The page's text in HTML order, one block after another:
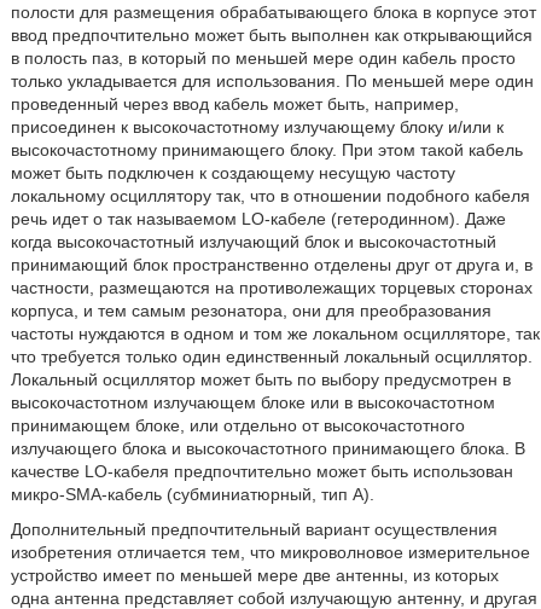
полости для размещения обрабатывающего блока в корпусе этот
ввод предпочтительно может быть выполнен как открывающийся
в полость паз, в который по меньшей мере один кабель просто
только укладывается для использования. По меньшей мере один
проведенный через ввод кабель может быть, например,
присоединен к высокочастотному излучающему блоку и/или к
высокочастотному принимающего блоку. При этом такой кабель
может быть подключен к создающему несущую частоту
локальному осциллятору так, что в отношении подобного кабеля
речь идет о так называемом LO-кабеле (гетеродинном). Даже
когда высокочастотный излучающий блок и высокочастотный
принимающий блок пространственно отделены друг от друга и, в
частности, размещаются на противолежащих торцевых сторонах
корпуса, и тем самым резонатора, они для преобразования
частоты нуждаются в одном и том же локальном осцилляторе, так
что требуется только один единственный локальный осциллятор.
Локальный осциллятор может быть по выбору предусмотрен в
высокочастотном излучающем блоке или в высокочастотном
принимающем блоке, или отдельно от высокочастотного
излучающего блока и высокочастотного принимающего блока. В
качестве LO-кабеля предпочтительно может быть использован
микро-SMA-кабель (субминиатюрный, тип А).
Дополнительный предпочтительный вариант осуществления
изобретения отличается тем, что микроволновое измерительное
устройство имеет по меньшей мере две антенны, из которых
одна антенна представляет собой излучающую антенну, и другая